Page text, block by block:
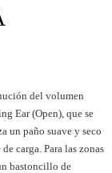
del volumen
Ear (Open), que se
un paño suave y seco
carga. Para las zonas
bastoncillo de